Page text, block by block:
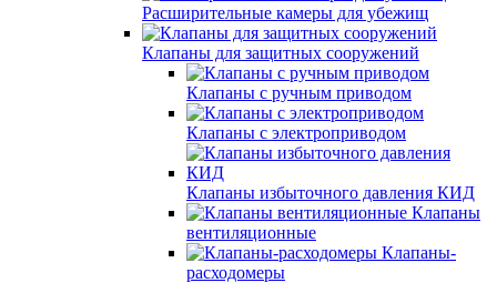
Расширительные камеры для убежищ
Клапаны для защитных сооружений
Клапаны с ручным приводом
Клапаны с электроприводом
Клапаны избыточного давления КИД
Клапаны
вентиляционные
Клапаны-
расходомеры